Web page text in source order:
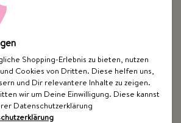
Shopping-Erlebnis zu bieten, nutzen
Cookies von Dritten. Diese helfen uns,
und Dir relevantere Inhalte zu zeigen.
wir um Deine Einwilligung. Diese kannst
Datenschutzerklärung